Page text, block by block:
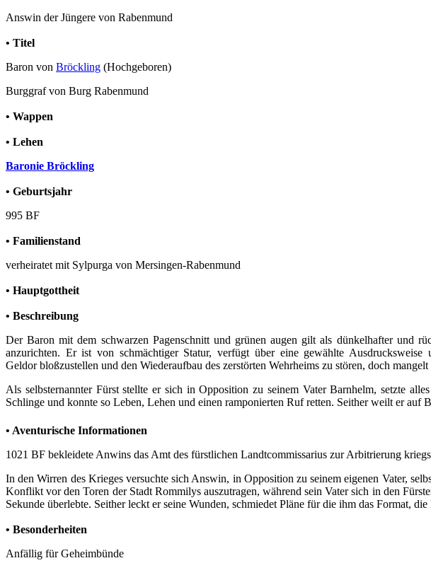
Answin der Jüngere von Rabenmund
• Titel
Baron von Bröckling (Hochgeboren)
Burggraf von Burg Rabenmund
• Wappen
• Lehen
Baronie Bröckling
• Geburtsjahr
995 BF
• Familienstand
verheiratet mit Sylpurga von Mersingen-Rabenmund
• Hauptgottheit
• Beschreibung
Der Baron mit dem schwarzen Pagenschnitt und grünen augen gilt als dünkelhafter und
anzurichten. Er ist von schmächtiger Statur, verfügt über eine gewählte
Geldor bloßzustellen und den Wiederaufbau des zerstörten Wehrheims zu stören, doch
Als selbsternannter Fürst stellte er sich in Opposition zu seinem Vater Barnhelm, setzte
Schlinge und konnte so Leben, Lehen und einen ramponierten Ruf retten. Seither weilt er
• Aventurische Informationen
1021 BF bekleidete Anwins das Amt des fürstlichen Landtcommissarius zur Arbitrierung
In den Wirren des Krieges versuchte sich Answin, in Opposition zu seinem eigenen Vater,
Konflikt vor den Toren der Stadt Rommilys auszutragen, während sein Vater sich in den
Sekunde überlebte. Seither leckt er seine Wunden, schmiedet Pläne für die ihm das Format,
• Besonderheiten
Anfällig für Geheimbünde